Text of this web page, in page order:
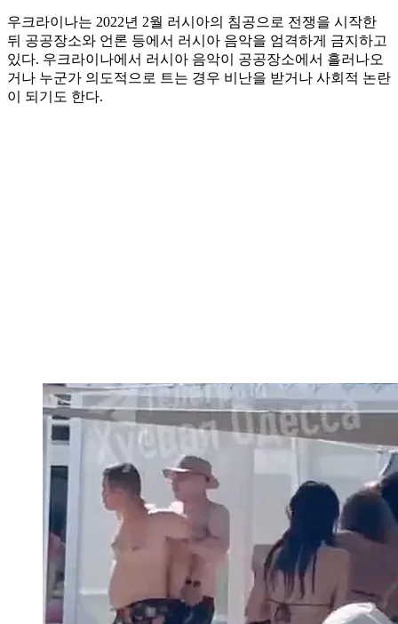
우크라이나는 2022년 2월 러시아의 침공으로 전쟁을 시작한
뒤 공공장소와 언론 등에서 러시아 음악을 엄격하게 금지하고
있다. 우크라이나에서 러시아 음악이 공공장소에서 흘러나오
거나 누군가 의도적으로 트는 경우 비난을 받거나 사회적 논란
이 되기도 한다.